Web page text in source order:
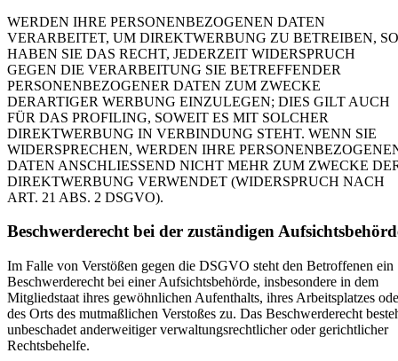
WERDEN IHRE PERSONENBEZOGENEN DATEN
VERARBEITET, UM DIREKTWERBUNG ZU BETREIBEN, SO
HABEN SIE DAS RECHT, JEDERZEIT WIDERSPRUCH
GEGEN DIE VERARBEITUNG SIE BETREFFENDER
PERSONENBEZOGENER DATEN ZUM ZWECKE
DERARTIGER WERBUNG EINZULEGEN; DIES GILT AUCH
FÜR DAS PROFILING, SOWEIT ES MIT SOLCHER
DIREKTWERBUNG IN VERBINDUNG STEHT. WENN SIE
WIDERSPRECHEN, WERDEN IHRE
DATEN ANSCHLIESSEND NICHT MEHR ZUM ZWECKE
DIREKTWERBUNG VERWENDET (WIDERSPRUCH NACH
ART. 21 ABS. 2 DSGVO).
Beschwerderecht bei der zuständigen
Im Falle von Verstößen gegen die DSGVO steht den Betroffenen ein
Beschwerderecht bei einer Aufsichtsbehörde, insbesondere in dem
Mitgliedstaat ihres gewöhnlichen Aufenthalts, ihres Arbeitsplatzes
des Orts des mutmaßlichen Verstoßes zu. Das Beschwerderecht
unbeschadet anderweitiger verwaltungsrechtlicher oder gerichtlicher
Rechtsbehelfe.